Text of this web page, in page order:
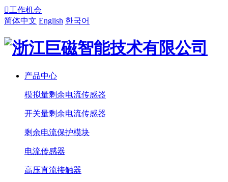
工作机会
简体中文 English 한국어
产品中心
模拟量剩余电流传感器
开关量剩余电流传感器
剩余电流保护模块
电流传感器
高压直流接触器